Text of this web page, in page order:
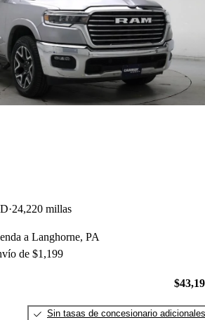
24,220 millas
a Langhorne, PA
de $1,199
Sin tasas de concesionario adicionales